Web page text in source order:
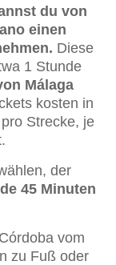
du von
einen
Diese
1 Stunde
Málaga
kosten in
Strecke, je
der
45 Minuten
vom
zu Fuß oder